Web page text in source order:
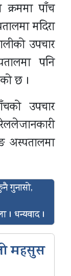
क्रममा पाँच
मदिरा
उपचार
पनि
छ ।
उपचार
अस्पतालमा
गुनासो,
। धन्यवाद ।
महसुस